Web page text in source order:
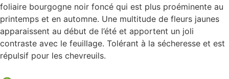
foliaire bourgogne noir foncé qui est plus proéminente au
printemps et en automne. Une multitude de fleurs jaunes
apparaissent au début de l’été et apportent un joli
contraste avec le feuillage. Tolérant à la sécheresse et est
répulsif pour les chevreuils.